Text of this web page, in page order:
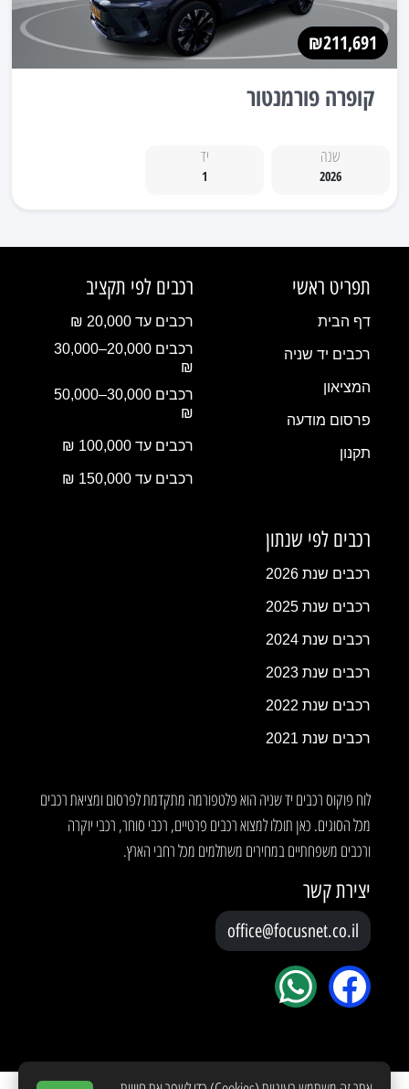
₪211,691
קופרה פורמנטור
שנה
2026
יד
1
תפריט ראשי
דף הבית
רכבים יד שניה
המציאון
פרסום מודעה
תקנון
רכבים לפי תקציב
רכבים עד 20,000 ₪
רכבים 20,000–30,000
₪
רכבים 30,000–50,000
₪
רכבים עד 100,000 ₪
רכבים עד 150,000 ₪
רכבים לפי שנתון
רכבים שנת 2026
רכבים שנת 2025
רכבים שנת 2024
רכבים שנת 2023
רכבים שנת 2022
רכבים שנת 2021
לוח פוקוס רכבים יד שניה הוא פלטפורמה מתקדמת לפרסום ומציאת רכבים
מכל הסוגים. כאן תוכלו למצוא רכבים פרטיים, רכבי סוחר, רכבי יוקרה
ורכבים משפחתיים במחירים משתלמים מכל רחבי הארץ.
יצירת קשר
office@focusnet.co.il